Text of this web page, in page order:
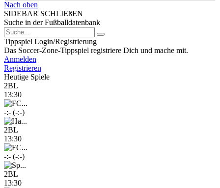
Nach oben
SIDEBAR SCHLIEßEN
Suche in der Fußballdatenbank
Tippspiel Login/Registrierung
Das Soccer-Zone-Tippspiel registriere Dich und mache mit.
Anmelden
Registrieren
Heutige Spiele
2BL
13:30
-:- (-:-)
2BL
13:30
-:- (-:-)
2BL
13:30